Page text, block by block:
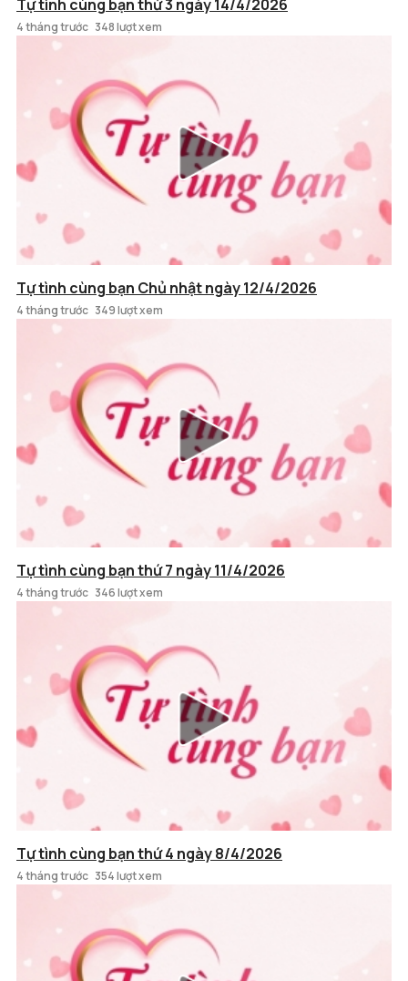
Tự tình cùng bạn thứ 3 ngày 14/4/2026
4 tháng trước 348 lượt xem
Tự tình cùng bạn Chủ nhật ngày 12/4/2026
4 tháng trước 349 lượt xem
Tự tình cùng bạn thứ 7 ngày 11/4/2026
4 tháng trước 346 lượt xem
Tự tình cùng bạn thứ 4 ngày 8/4/2026
4 tháng trước 354 lượt xem